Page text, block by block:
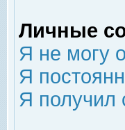
Личные
Я не могу
Я
Я получил